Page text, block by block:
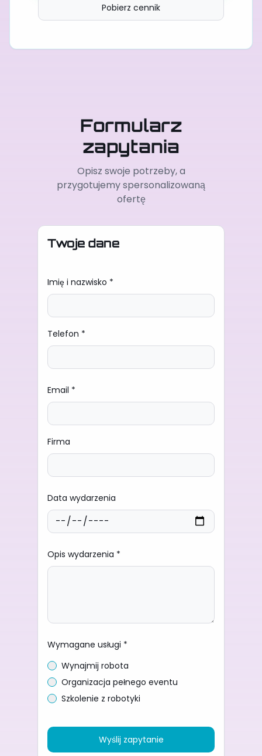
Pobierz cennik
Formularz
zapytania
Opisz swoje potrzeby, a
przygotujemy spersonalizowaną
ofertę
Twoje dane
Imię i nazwisko *
Telefon *
Email *
Firma
Data wydarzenia
Opis wydarzenia *
Wymagane usługi *
Wynajmij robota
Organizacja pełnego eventu
Szkolenie z robotyki
Wyślij zapytanie